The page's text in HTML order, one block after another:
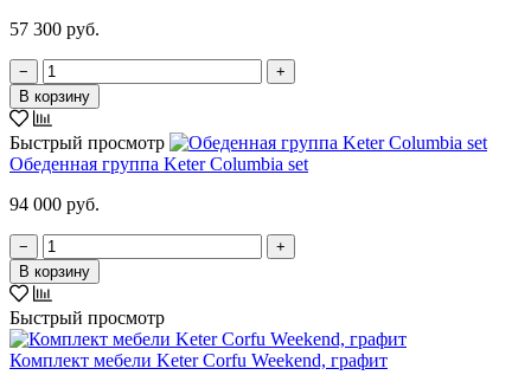
57 300 руб.
−
+
В корзину
Быстрый просмотр
Обеденная группа Keter Columbia set
94 000 руб.
−
+
В корзину
Быстрый просмотр
Комплект мебели Keter Corfu Weekend, графит